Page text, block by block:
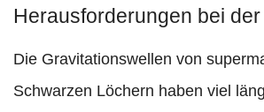
Herausforderungen bei
Die Gravitationswellen von
Schwarzen Löchern haben viel